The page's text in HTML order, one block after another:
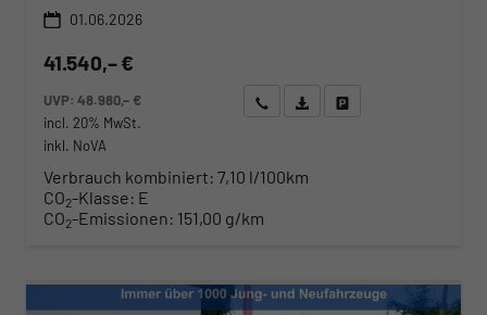
01.06.2026
41.540,– €
UVP:48.980,– €
incl. 20% MwSt.
inkl. NoVA
Wir rufen Sie anAngebot drucken (PDF)
Verbrauch kombiniert: 7,10 l/100km
CO2-Klasse: E
CO2-Emissionen: 151,00 g/km